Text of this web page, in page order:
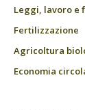
Leggi, lavoro e
Fertilizzazione
Agricoltura
Economia